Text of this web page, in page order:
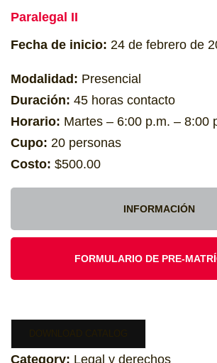
Paralegal II
Fecha de inicio: 24 de febrero de
Modalidad: Presencial
Duración: 45 horas contacto
Horario: Martes – 6:00 p.m. – 8:00
Cupo: 20 personas
Costo: $500.00
INFORMACIÓN
FORMULARIO DE PRE-
Category: Legal y derechos